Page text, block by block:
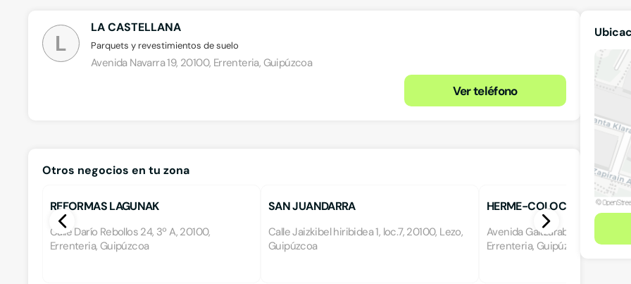
L
LA CASTELLANA
Parquets y revestimientos de suelo
Avenida Navarra 19, 20100, Errenteria, Guipúzcoa
Ver teléfono
Otros negocios en tu zona
REFORMAS LAGUNAK
Calle Darío Rebollos 24, 3º A, 20100,
Errenteria, Guipúzcoa
SAN JUANDARRA
Calle Jaizkibel hiribidea 1, loc.7, 20100, Lezo,
Guipúzcoa
HERME-COLOCACION
Avenida Galtzaraborda 51, 5 D,
Errenteria, Guipúzcoa